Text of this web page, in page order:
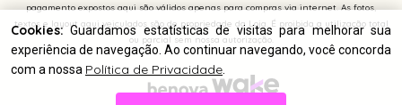
pagamento expostos aqui são válidos apenas para compras via internet. As fotos,
textos e layout aqui veiculados são de propriedade da Loja. É proibida a utilização total
ou parcial sem nossa autorização.
Cookies:Guardamos estatísticas de visitas para melhorar sua
experiência de navegação. Ao continuar navegando, você concorda
com a nossa Política de Privacidade